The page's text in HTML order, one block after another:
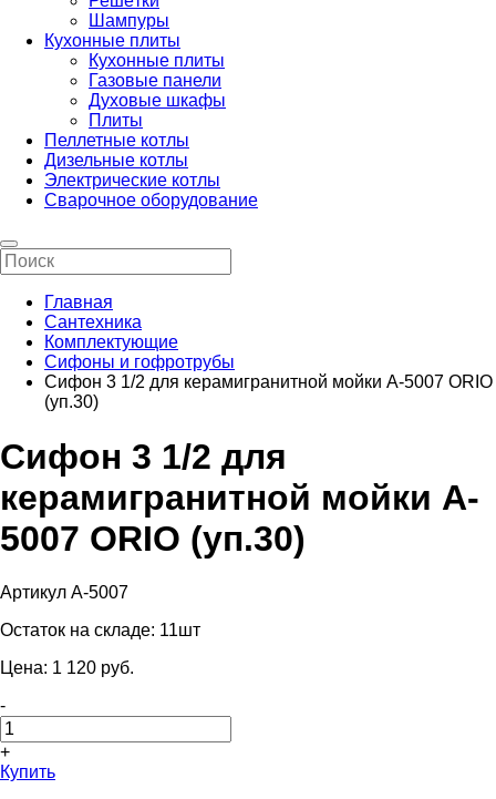
Шампуры
Кухонные плиты
Кухонные плиты
Газовые панели
Духовые шкафы
Плиты
Пеллетные котлы
Дизельные котлы
Электрические котлы
Сварочное оборудование
Главная
Сантехника
Комплектующие
Сифоны и гофротрубы
Сифон 3 1/2 для керамигранитной мойки A-5007 ORIO
(уп.30)
Сифон 3 1/2 для
керамигранитной мойки A-
5007 ORIO (уп.30)
Артикул A-5007
Остаток на складе: 11шт
Цена: 1 120 pуб.
-
+
Купить